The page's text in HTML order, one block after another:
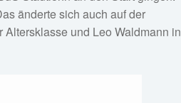
änderte sich auch auf der
und Leo Waldmann in